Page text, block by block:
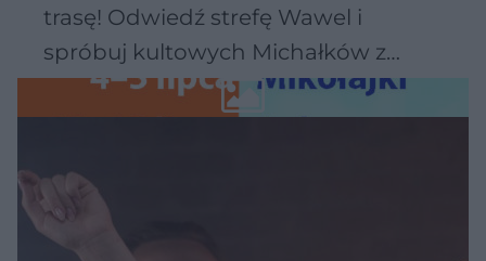
trasę! Odwiedź strefę Wawel i
spróbuj kultowych Michałków z
Wawelu